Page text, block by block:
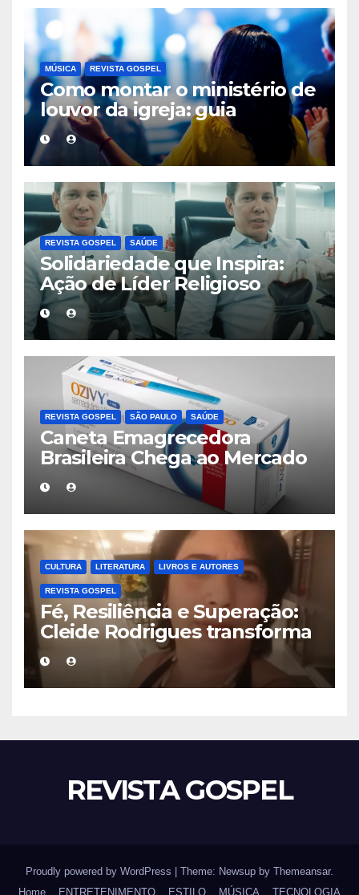
MÚSICA REVISTA GOSPEL
Como montar o ministério de
louvor da igreja: guia
completo do zero
REVISTA GOSPEL SAÚDE
Solidariedade que Inspira:
Ação de Líder Religioso
Reforça Importância da
Doação de Sangue no Brasil
REVISTA GOSPEL SÃO PAULO SAÚDE
Caneta Emagrecedora
Brasileira Chega ao Mercado
e Promete Ampliar Acesso ao
Tratamento da Obesidade
CULTURA LITERATURA LIVROS E AUTORES
REVISTA GOSPEL
Fé, Resiliência e Superação:
Cleide Rodrigues transforma
dor em inspiração no livro
“Sobreviventes do Deserto”
REVISTA GOSPEL
Proudly powered by WordPress Theme: Newsup by Themeansar.
Home
ENTRETENIMENTO ESTILO MÚSICA TECNOLOGIA